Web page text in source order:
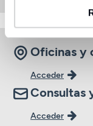
Oficinas y
Acceder
Consultas
Acceder